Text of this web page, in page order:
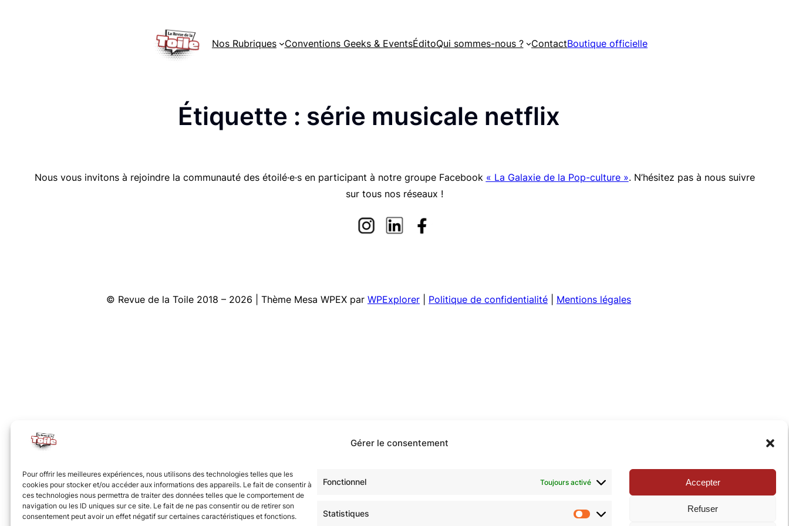
Gérer le consentement
Pour offrir les meilleures expériences, nous utilisons des technologies telles que les
cookies pour stocker et/ou accéder aux informations des appareils. Le fait de consentir à
ces technologies nous permettra de traiter des données telles que le comportement de
navigation ou les ID uniques sur ce site. Le fait de ne pas consentir ou de retirer son
consentement peut avoir un effet négatif sur certaines caractéristiques et fonctions.
Fonctionnel Toujours activé
Statistiques
Accepter
Refuser
Nos Rubriques Conventions Geeks & EventsÉditoQui sommes-nous ? ContactBoutique officielle
Étiquette : série musicale netflix
Nous vous invitons à rejoindre la communauté des étoilé·e·s en participant à notre groupe Facebook « La Galaxie de la Pop-culture ». N’hésitez pas à nous suivre
sur tous nos réseaux !
© Revue de la Toile 2018 – 2026 | Thème Mesa WPEX par WPExplorer Politique de confidentialité Mentions légales